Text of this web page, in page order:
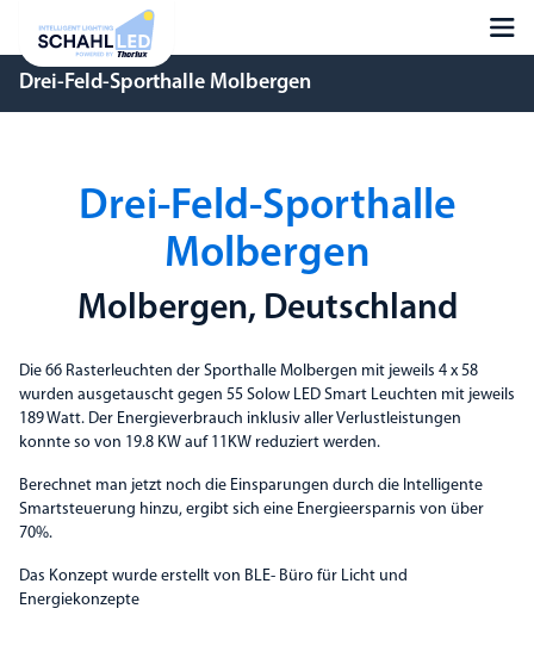
Drei-Feld-Sporthalle Molbergen
Drei-Feld-Sporthalle
Molbergen
Molbergen, Deutschland
Die 66 Rasterleuchten der Sporthalle Molbergen mit jeweils 4 x 58
wurden ausgetauscht gegen 55 Solow LED Smart Leuchten mit jeweils
189 Watt. Der Energieverbrauch inklusiv aller Verlustleistungen
konnte so von 19.8 KW auf 11KW reduziert werden.
Berechnet man jetzt noch die Einsparungen durch die Intelligente
Smartsteuerung hinzu, ergibt sich eine Energieersparnis von über
70%.
Das Konzept wurde erstellt von BLE- Büro für Licht und
Energiekonzepte